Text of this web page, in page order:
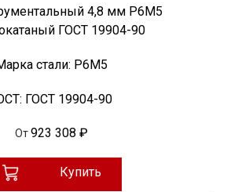
4,8 мм Р6М5
ГОСТ 19904-90
стали: Р6М5
ГОСТ 19904-90
От 923 308 ₽
Купить